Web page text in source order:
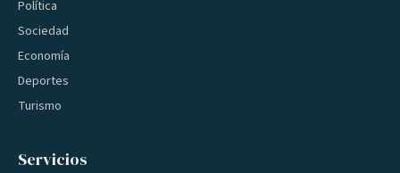
Política
Sociedad
Economía
Deportes
Turismo
Servicios